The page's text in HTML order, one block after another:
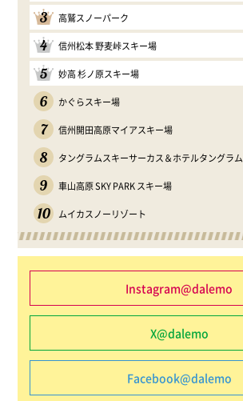
3 高鷲スノーパーク
4 信州松本 野麦峠スキー場
5 妙高 杉ノ原スキー場
6 かぐらスキー場
7 信州開田高原マイアスキー場
8 タングラムスキーサーカス＆ホテルタングラム
9 車山高原 SKY PARK スキー場
10 ムイカスノーリゾート
Instagram@dalemo
X@dalemo
Facebook@dalemo